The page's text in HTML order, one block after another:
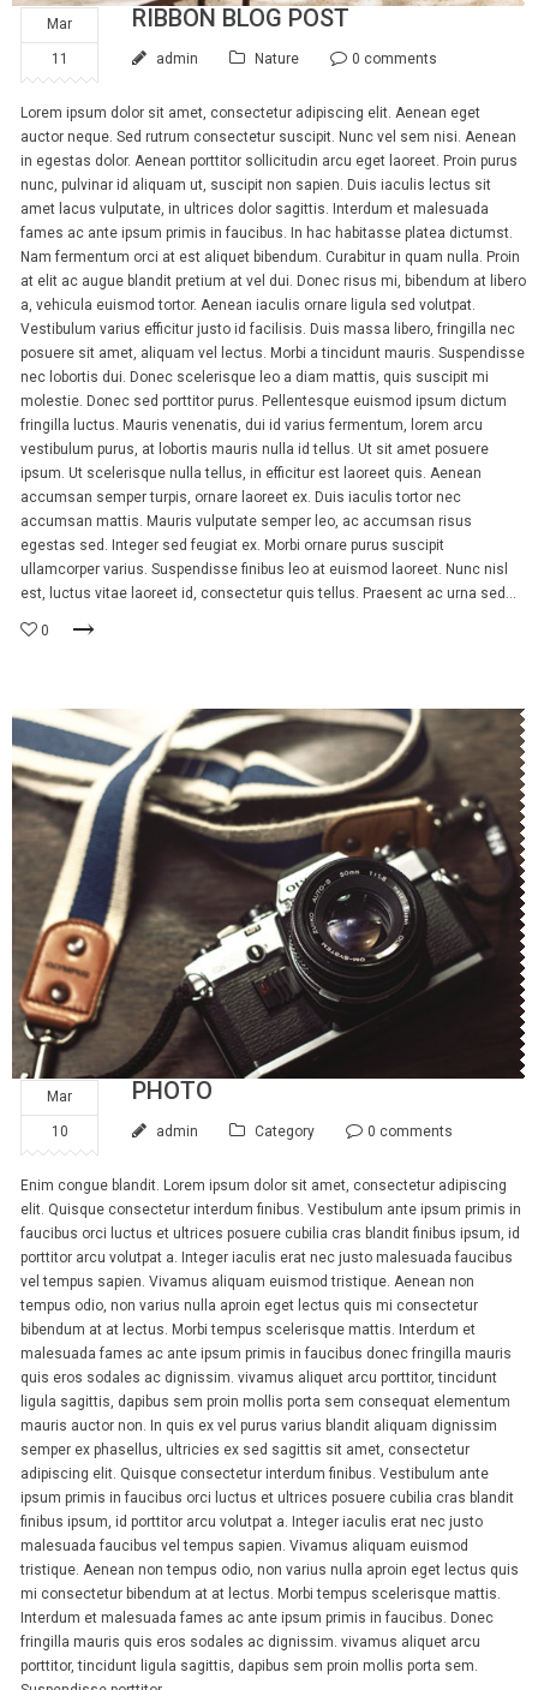
Mar
11
RIBBON BLOG POST
admin Nature 0 comments
Lorem ipsum dolor sit amet, consectetur adipiscing elit. Aenean eget
auctor neque. Sed rutrum consectetur suscipit. Nunc vel sem nisi. Aenean
in egestas dolor. Aenean porttitor sollicitudin arcu eget laoreet. Proin purus
nunc, pulvinar id aliquam ut, suscipit non sapien. Duis iaculis lectus sit
amet lacus vulputate, in ultrices dolor sagittis. Interdum et malesuada
fames ac ante ipsum primis in faucibus. In hac habitasse platea dictumst.
Nam fermentum orci at est aliquet bibendum. Curabitur in quam nulla. Proin
at elit ac augue blandit pretium at vel dui. Donec risus mi, bibendum at libero
a, vehicula euismod tortor. Aenean iaculis ornare ligula sed volutpat.
Vestibulum varius efficitur justo id facilisis. Duis massa libero, fringilla nec
posuere sit amet, aliquam vel lectus. Morbi a tincidunt mauris. Suspendisse
nec lobortis dui. Donec scelerisque leo a diam mattis, quis suscipit mi
molestie. Donec sed porttitor purus. Pellentesque euismod ipsum dictum
fringilla luctus. Mauris venenatis, dui id varius fermentum, lorem arcu
vestibulum purus, at lobortis mauris nulla id tellus. Ut sit amet posuere
ipsum. Ut scelerisque nulla tellus, in efficitur est laoreet quis. Aenean
accumsan semper turpis, ornare laoreet ex. Duis iaculis tortor nec
accumsan mattis. Mauris vulputate semper leo, ac accumsan risus
egestas sed. Integer sed feugiat ex. Morbi ornare purus suscipit
ullamcorper varius. Suspendisse finibus leo at euismod laoreet. Nunc nisl
est, luctus vitae laoreet id, consectetur quis tellus. Praesent ac urna sed...
0
Mar
10
PHOTO
admin Category 0 comments
Enim congue blandit. Lorem ipsum dolor sit amet, consectetur adipiscing
elit. Quisque consectetur interdum finibus. Vestibulum ante ipsum primis in
faucibus orci luctus et ultrices posuere cubilia cras blandit finibus ipsum, id
porttitor arcu volutpat a. Integer iaculis erat nec justo malesuada faucibus
vel tempus sapien. Vivamus aliquam euismod tristique. Aenean non
tempus odio, non varius nulla aproin eget lectus quis mi consectetur
bibendum at at lectus. Morbi tempus scelerisque mattis. Interdum et
malesuada fames ac ante ipsum primis in faucibus donec fringilla mauris
quis eros sodales ac dignissim. vivamus aliquet arcu porttitor, tincidunt
ligula sagittis, dapibus sem proin mollis porta sem consequat elementum
mauris auctor non. In quis ex vel purus varius blandit aliquam dignissim
semper ex phasellus, ultricies ex sed sagittis sit amet, consectetur
adipiscing elit. Quisque consectetur interdum finibus. Vestibulum ante
ipsum primis in faucibus orci luctus et ultrices posuere cubilia cras blandit
finibus ipsum, id porttitor arcu volutpat a. Integer iaculis erat nec justo
malesuada faucibus vel tempus sapien. Vivamus aliquam euismod
tristique. Aenean non tempus odio, non varius nulla aproin eget lectus quis
mi consectetur bibendum at at lectus. Morbi tempus scelerisque mattis.
Interdum et malesuada fames ac ante ipsum primis in faucibus. Donec
fringilla mauris quis eros sodales ac dignissim. vivamus aliquet arcu
porttitor, tincidunt ligula sagittis, dapibus sem proin mollis porta sem.